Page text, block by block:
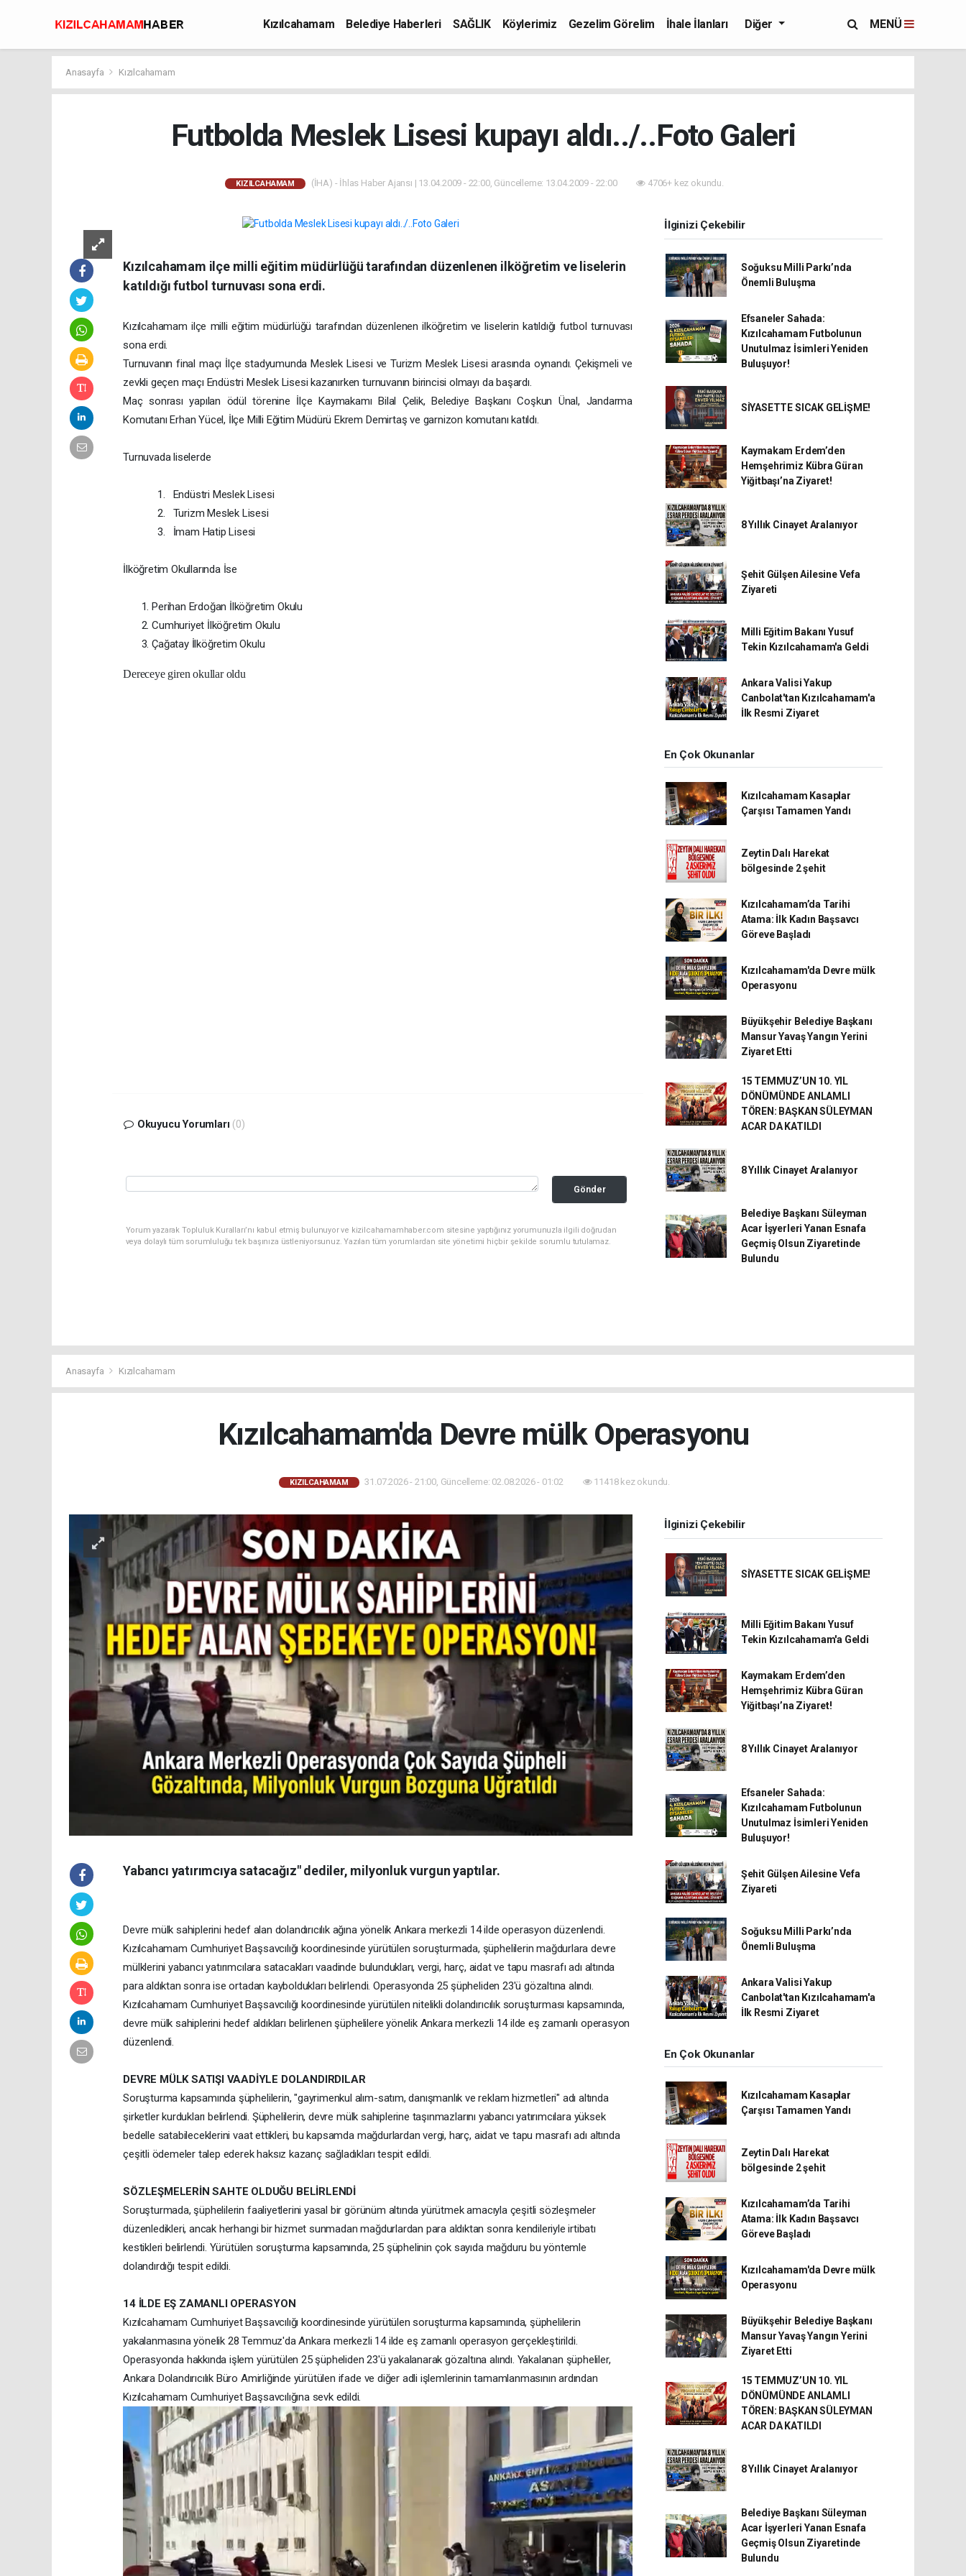
Kızılcahamam Belediye Haberleri SAĞLIK Köylerimiz Gezelim Görelim
İhale İlanları
Diğer MENÜ
Anasayfa Kızılcahamam
Futbolda Meslek Lisesi kupayı aldı../..Foto Galeri
KIZILCAHAMAM (İHA) - İhlas Haber Ajansı | 13.04.2009 - 22:00, Güncelleme: 13.04.2009 - 22:00 4706+ kez okundu.
Kızılcahamam ilçe milli eğitim müdürlüğü tarafından düzenlenen ilköğretim ve liselerin
katıldığı futbol turnuvası sona erdi.
Kızılcahamam ilçe milli eğitim müdürlüğü tarafından düzenlenen ilköğretim ve liselerin katıldığı futbol turnuvası
sona erdi.
Turnuvanın final maçı İlçe stadyumunda Meslek Lisesi ve Turizm Meslek Lisesi arasında oynandı. Çekişmeli ve
zevkli geçen maçı Endüstri Meslek Lisesi kazanırken turnuvanın birincisi olmayı da başardı.
Maç sonrası yapılan ödül törenine İlçe Kaymakamı Bilal Çelik, Belediye Başkanı Coşkun Ünal, Jandarma
Komutanı Erhan Yücel, İlçe Milli Eğitim Müdürü Ekrem Demirtaş ve garnizon komutanı katıldı.
Turnuvada liselerde
1.
Endüstri Meslek Lisesi
2.
Turizm Meslek Lisesi
3.
İmam Hatip Lisesi
İlköğretim Okullarında İse
Perihan Erdoğan İlköğretim Okulu
Cumhuriyet İlköğretim Okulu
Çağatay İlköğretim Okulu
Dereceye giren okullar oldu
Okuyucu Yorumları (0)
Gönder
Yorum yazarak Topluluk Kuralları’nı kabul etmiş bulunuyor ve kizilcahamamhaber.com sitesine yaptığınız yorumunuzla ilgili doğrudan
veya dolaylı tüm sorumluluğu tek başınıza üstleniyorsunuz. Yazılan tüm yorumlardan site yönetimi hiçbir şekilde sorumlu tutulamaz.
İlginizi Çekebilir
Soğuksu Milli Parkı’nda
Önemli Buluşma
Efsaneler Sahada:
Kızılcahamam Futbolunun
Unutulmaz İsimleri Yeniden
Buluşuyor!
SİYASETTE SICAK GELİŞME!
Kaymakam Erdem’den
Hemşehrimiz Kübra Güran
Yiğitbaşı’na Ziyaret!
8 Yıllık Cinayet Aralanıyor
Şehit Gülşen Ailesine Vefa
Ziyareti
Milli Eğitim Bakanı Yusuf
Tekin Kızılcahamam'a Geldi
Ankara Valisi Yakup
Canbolat'tan Kızılcahamam'a
İlk Resmi Ziyaret
En Çok Okunanlar
Kızılcahamam Kasaplar
Çarşısı Tamamen Yandı
Zeytin Dalı Harekat
bölgesinde 2 şehit
Kızılcahamam’da Tarihi
Atama: İlk Kadın Başsavcı
Göreve Başladı
Kızılcahamam'da Devre mülk
Operasyonu
Büyükşehir Belediye Başkanı
Mansur Yavaş Yangın Yerini
Ziyaret Etti
15 TEMMUZ’UN 10. YIL
DÖNÜMÜNDE ANLAMLI
TÖREN: BAŞKAN SÜLEYMAN
ACAR DA KATILDI
8 Yıllık Cinayet Aralanıyor
Belediye Başkanı Süleyman
Acar İşyerleri Yanan Esnafa
Geçmiş Olsun Ziyaretinde
Bulundu
Anasayfa Kızılcahamam
Kızılcahamam'da Devre mülk Operasyonu
KIZILCAHAMAM 31.07.2026 - 21:00, Güncelleme: 02.08.2026 - 01:02 11418 kez okundu.
Yabancı yatırımcıya satacağız" dediler, milyonluk vurgun yaptılar.
Devre mülk sahiplerini hedef alan dolandırıcılık ağına yönelik Ankara merkezli 14 ilde operasyon düzenlendi.
Kızılcahamam Cumhuriyet Başsavcılığı koordinesinde yürütülen soruşturmada, şüphelilerin mağdurlara devre
mülklerini yabancı yatırımcılara satacakları vaadinde bulundukları, vergi, harç, aidat ve tapu masrafı adı altında
para aldıktan sonra ise ortadan kayboldukları belirlendi. Operasyonda 25 şüpheliden 23'ü gözaltına alındı.
Kızılcahamam Cumhuriyet Başsavcılığı koordinesinde yürütülen nitelikli dolandırıcılık soruşturması kapsamında,
devre mülk sahiplerini hedef aldıkları belirlenen şüphelilere yönelik Ankara merkezli 14 ilde eş zamanlı operasyon
düzenlendi.
DEVRE MÜLK SATIŞI VAADİYLE DOLANDIRDILAR
Soruşturma kapsamında şüphelilerin, "gayrimenkul alım-satım, danışmanlık ve reklam hizmetleri" adı altında
şirketler kurdukları belirlendi. Şüphelilerin, devre mülk sahiplerine taşınmazlarını yabancı yatırımcılara yüksek
bedelle satabileceklerini vaat ettikleri, bu kapsamda mağdurlardan vergi, harç, aidat ve tapu masrafı adı altında
çeşitli ödemeler talep ederek haksız kazanç sağladıkları tespit edildi.
SÖZLEŞMELERİN SAHTE OLDUĞU BELİRLENDİ
Soruşturmada, şüphelilerin faaliyetlerini yasal bir görünüm altında yürütmek amacıyla çeşitli sözleşmeler
düzenledikleri, ancak herhangi bir hizmet sunmadan mağdurlardan para aldıktan sonra kendileriyle irtibatı
kestikleri belirlendi. Yürütülen soruşturma kapsamında, 25 şüphelinin çok sayıda mağduru bu yöntemle
dolandırdığı tespit edildi.
14 İLDE EŞ ZAMANLI OPERASYON
Kızılcahamam Cumhuriyet Başsavcılığı koordinesinde yürütülen soruşturma kapsamında, şüphelilerin
yakalanmasına yönelik 28 Temmuz'da Ankara merkezli 14 ilde eş zamanlı operasyon gerçekleştirildi.
Operasyonda hakkında işlem yürütülen 25 şüpheliden 23'ü yakalanarak gözaltına alındı. Yakalanan şüpheliler,
Ankara Dolandırıcılık Büro Amirliğinde yürütülen ifade ve diğer adli işlemlerinin tamamlanmasının ardından
Kızılcahamam Cumhuriyet Başsavcılığına sevk edildi.
İlginizi Çekebilir
SİYASETTE SICAK GELİŞME!
Milli Eğitim Bakanı Yusuf
Tekin Kızılcahamam'a Geldi
Kaymakam Erdem’den
Hemşehrimiz Kübra Güran
Yiğitbaşı’na Ziyaret!
8 Yıllık Cinayet Aralanıyor
Efsaneler Sahada:
Kızılcahamam Futbolunun
Unutulmaz İsimleri Yeniden
Buluşuyor!
Şehit Gülşen Ailesine Vefa
Ziyareti
Soğuksu Milli Parkı’nda
Önemli Buluşma
Ankara Valisi Yakup
Canbolat'tan Kızılcahamam'a
İlk Resmi Ziyaret
En Çok Okunanlar
Kızılcahamam Kasaplar
Çarşısı Tamamen Yandı
Zeytin Dalı Harekat
bölgesinde 2 şehit
Kızılcahamam’da Tarihi
Atama: İlk Kadın Başsavcı
Göreve Başladı
Kızılcahamam'da Devre mülk
Operasyonu
Büyükşehir Belediye Başkanı
Mansur Yavaş Yangın Yerini
Ziyaret Etti
15 TEMMUZ’UN 10. YIL
DÖNÜMÜNDE ANLAMLI
TÖREN: BAŞKAN SÜLEYMAN
ACAR DA KATILDI
8 Yıllık Cinayet Aralanıyor
Belediye Başkanı Süleyman
Acar İşyerleri Yanan Esnafa
Geçmiş Olsun Ziyaretinde
Bulundu